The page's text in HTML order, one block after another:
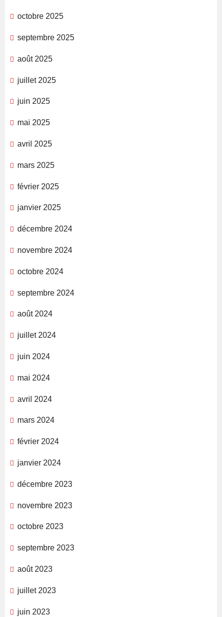
octobre 2025
septembre 2025
août 2025
juillet 2025
juin 2025
mai 2025
avril 2025
mars 2025
février 2025
janvier 2025
décembre 2024
novembre 2024
octobre 2024
septembre 2024
août 2024
juillet 2024
juin 2024
mai 2024
avril 2024
mars 2024
février 2024
janvier 2024
décembre 2023
novembre 2023
octobre 2023
septembre 2023
août 2023
juillet 2023
juin 2023